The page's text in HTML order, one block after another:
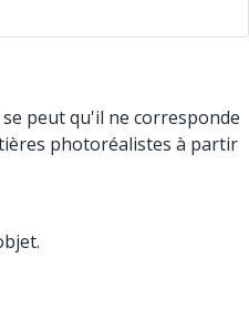
peut qu'il ne corresponde
photoréalistes à partir